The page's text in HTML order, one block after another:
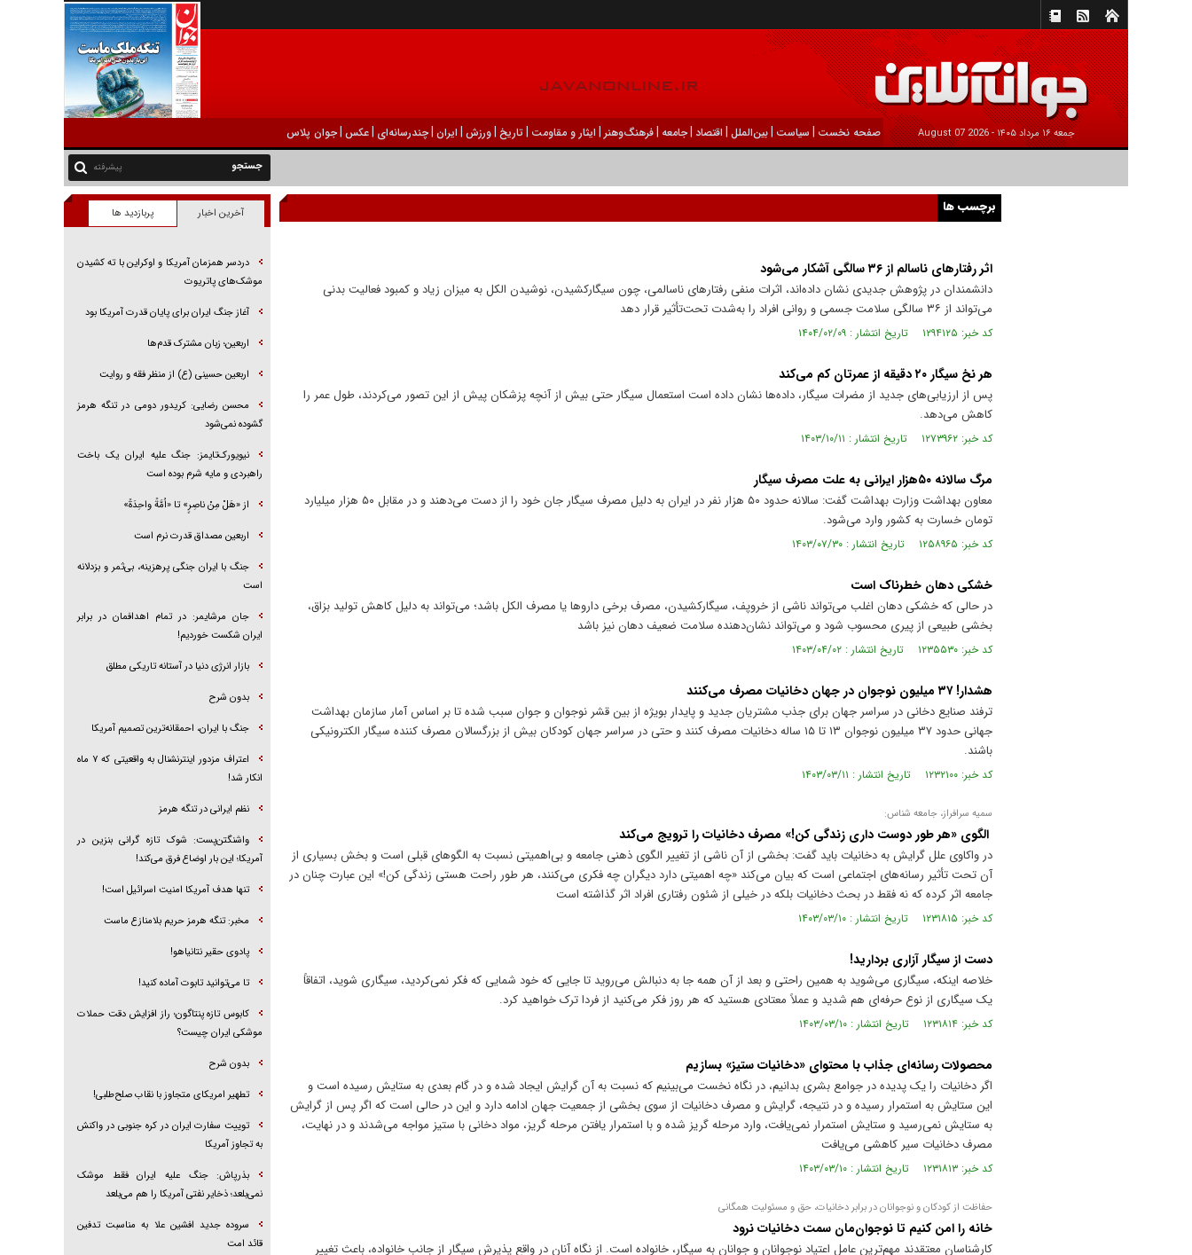
جمعه ۱۶ مرداد ۱۴۰۵ - 2026 August 07 صفحه نخست | سیاست |بين‌الملل | اقتصاد |جامعه |فرهنگ‌و‌هنر | ایثار و مقاومت |تاریخ |ورزش | ايران |چندرسانه‌ای |عکس |جوان پلاس
پیشرفته
برچسب ها
اثر رفتار‌های ناسالم از ۳۶ سالگی آشکار می‌شود
دانشمندان در پژوهش جدیدی نشان داده‌اند، اثرات منفی رفتار‌های ناسالمی، چون سیگارکشیدن، نوشیدن الکل به میزان زیاد و کمبود فعالیت بدنی
می‌تواند از ۳۶ سالگی سلامت جسمی و روانی افراد را به‌شدت تحت‌تأثیر قرار دهد
کد خبر: ۱۲۹۴۱۲۵ تاریخ انتشار : ۱۴۰۴/۰۲/۰۹
هر نخ سیگار ۲۰ دقیقه از عمرتان کم می‌کند
پس از ارزیابی‌های جدید از مضرات سیگار، داده‌ها نشان داده است استعمال سیگار حتی بیش از آنچه پزشکان پیش از این تصور می‌کردند، طول عمر را
کاهش می‌دهد.
کد خبر: ۱۲۷۳۹۶۲ تاریخ انتشار : ۱۴۰۳/۱۰/۱۱
مرگ سالانه ۵۰هزار ایرانی به علت مصرف سیگار
معاون بهداشت وزارت بهداشت گفت: سالانه حدود ۵۰ هزار نفر در ایران به دلیل مصرف سیگار جان خود را از دست می‌دهند و در مقابل ۵۰ هزار میلیارد
تومان خسارت به کشور وارد می‌شود.
کد خبر: ۱۲۵۸۹۶۵ تاریخ انتشار : ۱۴۰۳/۰۷/۳۰
خشکی دهان خطرناک است
در حالی که خشکی دهان اغلب می‌تواند ناشی از خروپف، سیگار‌کشیدن، مصرف برخی دارو‌ها یا مصرف الکل باشد؛ می‌تواند به دلیل کاهش تولید بزاق،
بخشی طبیعی از پیری محسوب شود و می‌تواند نشان‌دهنده سلامت ضعیف دهان نیز باشد
کد خبر: ۱۲۳۵۵۳۰ تاریخ انتشار : ۱۴۰۳/۰۴/۰۲
هشدار! ۳۷ میلیون نوجوان در جهان دخانیات مصرف می­‌کنند
ترفند صنایع دخانی در سراسر جهان برای جذب مشتریان جدید و پایدار بویژه از بین قشر نوجوان و جوان سبب شده تا بر اساس آمار سازمان بهداشت
جهانی حدود ۳۷ میلیون نوجوان ۱۳ تا ۱۵ ساله دخانیات مصرف کنند و حتی در سراسر جهان کودکان بیش از بزرگسالان مصرف کننده سیگار الکترونیکی
باشند.
کد خبر: ۱۲۳۲۱۰۰ تاریخ انتشار : ۱۴۰۳/۰۳/۱۱
سمیه سرافراز، جامعه شناس:
الگوی «هر طور دوست داری زندگی کن!» مصرف دخانیات را ترویج می‌کند
در واکاوی علل گرایش به دخانیات باید گفت: بخشی از آن ناشی از تغییر الگوی ذهنی جامعه و بی‌اهمیتی نسبت به الگو‌های قبلی است و بخش بسیاری از
آن تحت تأثیر رسانه‌های اجتماعی است که بیان می‌کند «چه اهمیتی دارد دیگران چه فکری می‌کنند، هر طور راحت هستی زندگی کن!» این عبارت چنان در
جامعه اثر کرده که نه فقط در بحث دخانیات بلکه در خیلی از شئون رفتاری افراد اثر گذاشته است
کد خبر: ۱۲۳۱۸۱۵ تاریخ انتشار : ۱۴۰۳/۰۳/۱۰
دست از سیگار آزاری بردارید!
خلاصه اینکه، سیگاری می‌شوید به همین راحتی و بعد از آن همه جا به دنبالش می‌روید تا جایی که خود شمایی که فکر نمی‌کردید، سیگاری شوید، اتفاقاً
یک سیگاری از نوع حرفه‌ای هم شدید و عملاً معتادی هستید که هر روز فکر می‌کنید از فردا ترک خواهید کرد.
کد خبر: ۱۲۳۱۸۱۴ تاریخ انتشار : ۱۴۰۳/۰۳/۱۰
محصولات رسانه‌ای جذاب با محتوای «دخانیات ستیز» بسازیم
اگر دخانیات را یک پدیده در جوامع بشری بدانیم، در نگاه نخست می‌بینیم که نسبت به آن گرایش ایجاد شده و در گام بعدی به ستایش رسیده است و
این ستایش به استمرار رسیده و در نتیجه، گرایش و مصرف دخانیات از سوی بخشی از جمعیت جهان ادامه دارد و این در حالی است که اگر پس از گرایش
به ستایش نمی‌رسید و ستایش استمرار نمی‌یافت، وارد مرحله گریز شده و با استمرار یافتن مرحله گریز، مواد دخانی با ستیز مواجه می‌شدند و در نهایت،
مصرف دخانیات سیر کاهشی می‌یافت
کد خبر: ۱۲۳۱۸۱۳ تاریخ انتشار : ۱۴۰۳/۰۳/۱۰
حفاظت از کودکان و نوجوانان در برابر دخانیات، حق و مسئولیت همگانی
خانه را امن کنیم تا نوجوان‌مان سمت دخانیات نرود
کارشناسان معتقدند مهم‌ترین عامل اعتیاد نوجوانان و جوانان به سیگار، خانواده است. از نگاه آنان در واقع پذیرش سیگار از جانب خانواده، باعث تغییر
آخرین اخبار پربازدید ها
دردسر همزمان آمریکا و اوکراین با ته کشیدن
موشک‌های پاتریوت
آغاز جنگ ایران برای پایان قدرت آمریکا بود
اربعین؛ زبان مشترک قدم‌ها
اربعین حسینی (ع) از منظر فقه و روایت
محسن رضایی: کریدور دومی در تنگه هرمز
گشوده نمی‌شود
نیویورک‌تایمز: جنگ علیه ایران یک باخت
راهبردی و مایه شرم بوده است
از «هَلْ مِنْ ناصِرٍ» تا «اُمَّةً واحِدَةً»
اربعین مصداق قدرت نرم است
جنگ با ایران جنگی پرهزینه، بی‌ثمر و بزدلانه
است
جان مرشایمر: در تمام اهدافمان در برابر
ایران شکست خوردیم!
بازار انرژی دنیا در آستانه تاریکی مطلق
بدون شرح
جنگ با ایران، احمقانه‌ترین تصمیم آمریکا
اعتراف مزدور اینترنشنال به واقعیتی که ۷ ماه
انکار شد!
نظم ایرانی در تنگه هرمز
واشنگتن‌پست: شوک تازه گرانی بنزین در
آمریکا؛ این بار اوضاع فرق می‌کند!
تنها هدف آمریکا امنیت اسرائیل است!
مخبر: تنگه هرمز حریم بلامنازع ماست
پادوی حقیر نتانیاهو!
تا می‌توانید تابوت آماده کنید!
کابوس تازه پنتاگون؛ راز افزایش دقت حملات
موشکی ایران چیست؟
بدون شرح
تطهیر امریکای متجاوز با نقاب صلح‌طلبی!
توییت سفارت ایران در کره جنوبی در واکنش
به تجاوز آمریکا
بذرپاش: ‏جنگ علیه ایران فقط موشک
نمی‌بلعد؛ ذخایر نفتی آمریکا را هم می‌بلعد
سروده جدید افشین علا به مناسبت تدفین
قائد امت